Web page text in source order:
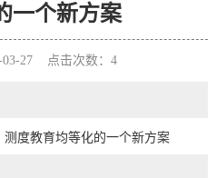
一个新方案
03-27 点击次数： 4
度教育均等化的一个新方案